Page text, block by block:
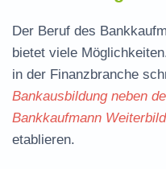
Der Beruf des
bietet viele
in der Finanzbranche
Bankausbildung neben
Bankkaufmann
etablieren.